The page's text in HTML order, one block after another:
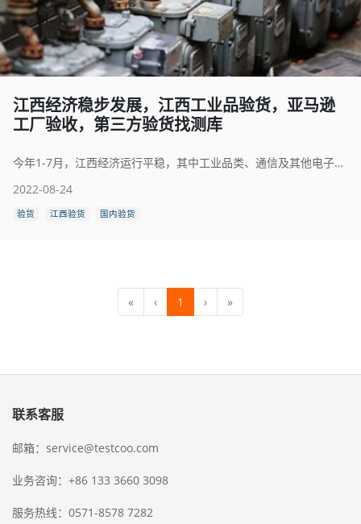
江西经济稳步发展，江西工业品验货，亚马逊
工厂验收，第三方验货找测库
今年1-7月，江西经济运行平稳，其中工业品类、通信及其他电子设备制造类增长明显。测库为江西工厂提供专业验货服务，尤其是工业品验货，通信类产品、电子设备验货，此外，亚马逊卖家如需到工厂做出货前的全检、抽样检验，测库提供对应的验货服务。
2022-08-24
验货 江西验货 国内验货
« ‹ 1 › »
联系客服
邮箱：service@testcoo.com
业务咨询：+86 133 3660 3098
服务热线：0571-8578 7282